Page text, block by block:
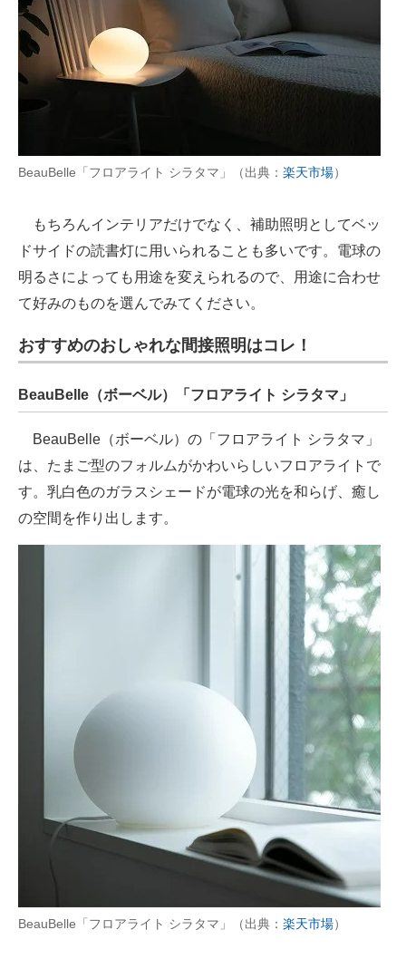
BeauBelle「フロアライト シラタマ」（出典： 楽天市場）
もちろんインテリアだけでなく、補助照明としてベッ
ドサイドの読書灯に用いられることも多いです。電球の
明るさによっても用途を変えられるので、用途に合わせ
て好みのものを選んでみてください。
おすすめのおしゃれな間接照明はコレ！
BeauBelle（ボーベル）「フロアライト シラタマ」
BeauBelle（ボーベル）の「フロアライト シラタマ」
は、たまご型のフォルムがかわいらしいフロアライトで
す。乳白色のガラスシェードが電球の光を和らげ、癒し
の空間を作り出します。
BeauBelle「フロアライト シラタマ」（出典： 楽天市場）